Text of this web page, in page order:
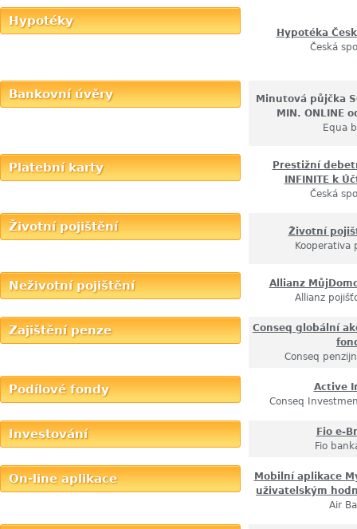
Hypotéky
Hypotéka
Česká
Bankovní úvěry
Minutová půjčka
MIN. ONLINE
Equa
Platební karty
Prestižní
INFINITE k
Česká
Životní pojištění
Životní
Kooperativa
Neživotní pojištění
Allianz
Allianz
Zajištění penze
Conseq globální
Conseq
Podílové fondy
Active
Conseq
Investování
Fio e-
Fio
On-line aplikace
Mobilní aplikace
uživatelským
Air